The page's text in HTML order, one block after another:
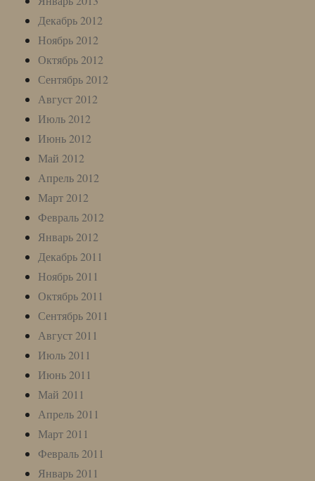
Декабрь 2012
Ноябрь 2012
Октябрь 2012
Сентябрь 2012
Август 2012
Июль 2012
Июнь 2012
Май 2012
Апрель 2012
Март 2012
Февраль 2012
Январь 2012
Декабрь 2011
Ноябрь 2011
Октябрь 2011
Сентябрь 2011
Август 2011
Июль 2011
Июнь 2011
Май 2011
Апрель 2011
Март 2011
Февраль 2011
Январь 2011